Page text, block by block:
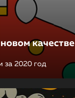
качестве
за 2020 год